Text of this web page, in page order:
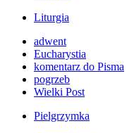
Liturgia
adwent
Eucharystia
komentarz do Pisma
pogrzeb
Wielki Post
Pielgrzymka